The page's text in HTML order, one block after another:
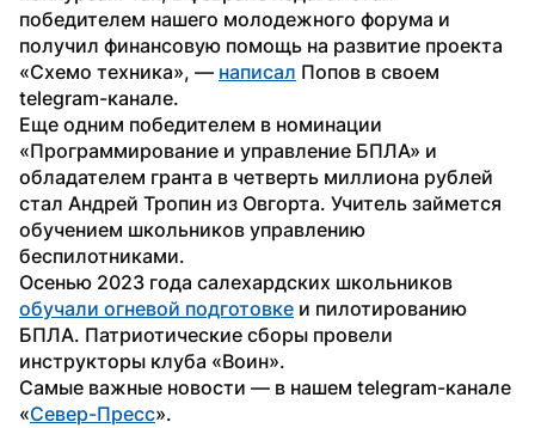
победителем нашего молодежного форума и
получил финансовую помощь на развитие проекта
«Схемо техника», — написал Попов в своем
telegram-канале.
Еще одним победителем в номинации
«Программирование и управление БПЛА» и
обладателем гранта в четверть миллиона рублей
стал Андрей Тропин из Овгорта. Учитель займется
обучением школьников управлению
беспилотниками.
обучали огневой подготовке и пилотированию
БПЛА. Патриотические сборы провели
инструкторы клуба «Воин».
Самые важные новости — в нашем telegram-канале
«Север-Пресс».